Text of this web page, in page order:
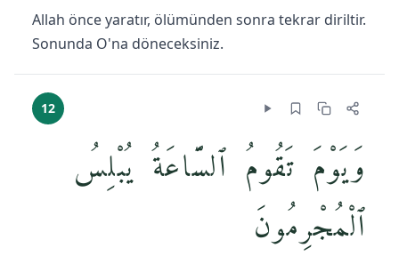
Allah önce yaratır, ölümünden sonra tekrar diriltir.
Sonunda O'na döneceksiniz.
12
وَيَوْمَ تَقُومُ ٱلسَّاعَةُ يُبْلِسُ
ٱلْمُجْرِمُونَ